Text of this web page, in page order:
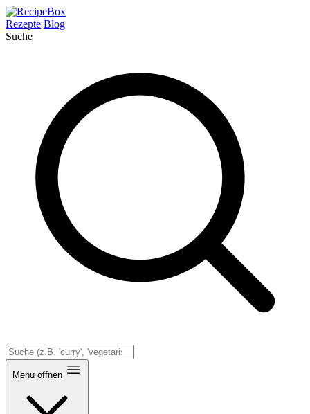
Rezepte Blog
Suche
Menü öffnen